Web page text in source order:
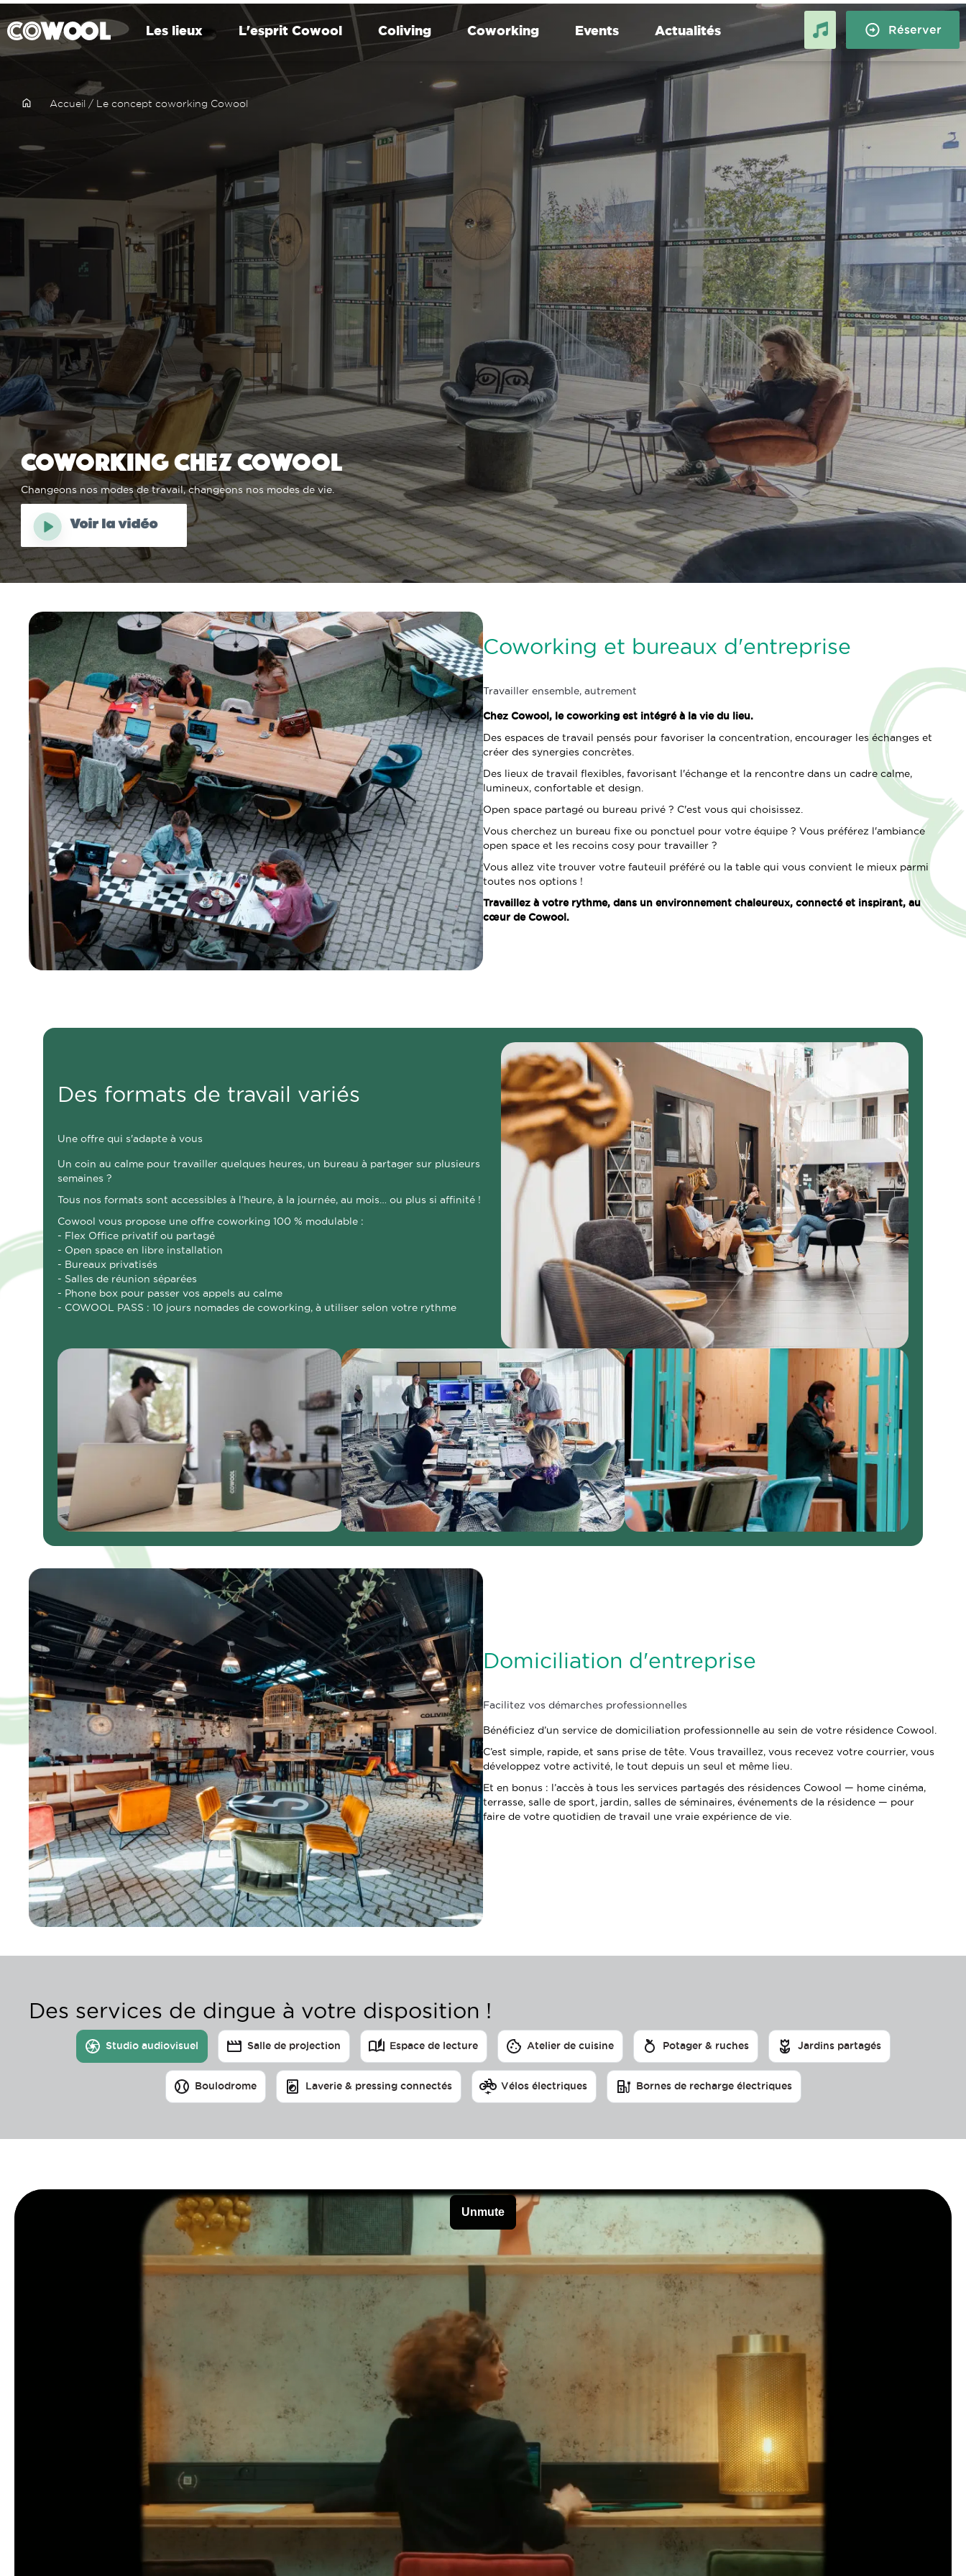
Les lieux L'esprit Cowool Coliving Coworking Events Actualités
Logement étudiant à Lille et
Villeneuve-d’Ascq : stage,
alternance et échange
Villeneuve d'Asq
Logement étudiant à Grenoble :
semestre universitaire et stage
Grenoble
Logement étudiant à
Compiègne : stage, alternance
et échange
Compiègne
Réserver
Accueil / Le concept coworking Cowool
Coworking chez Cowool
Changeons nos modes de travail, changeons nos modes de vie.
Voir la vidéo
Coworking et bureaux d'entreprise
Travailler ensemble, autrement
Chez Cowool, le coworking est intégré à la vie du lieu.
Des espaces de travail pensés pour favoriser la concentration, encourager les échanges et
créer des synergies concrètes.
Des lieux de travail flexibles, favorisant l'échange et la rencontre dans un cadre calme,
lumineux, confortable et design.
Open space partagé ou bureau privé ? C'est vous qui choisissez.
Vous cherchez un bureau fixe ou ponctuel pour votre équipe ? Vous préférez l'ambiance
open space et les recoins cosy pour travailler ?
Vous allez vite trouver votre fauteuil préféré ou la table qui vous convient le mieux parmi
toutes nos options !
Travaillez à votre rythme, dans un environnement chaleureux, connecté et inspirant, au
cœur de Cowool.
Des formats de travail variés
Une offre qui s'adapte à vous
Un coin au calme pour travailler quelques heures, un bureau à partager sur plusieurs
semaines ?
Tous nos formats sont accessibles à l’heure, à la journée, au mois… ou plus si affinité !
Cowool vous propose une offre coworking 100 % modulable :
- Flex Office privatif ou partagé
- Open space en libre installation
- Bureaux privatisés
- Salles de réunion séparées
- Phone box pour passer vos appels au calme
- COWOOL PASS : 10 jours nomades de coworking, à utiliser selon votre rythme
Domiciliation d'entreprise
Facilitez vos démarches professionnelles
Bénéficiez d’un service de domiciliation professionnelle au sein de votre résidence Cowool.
C’est simple, rapide, et sans prise de tête. Vous travaillez, vous recevez votre courrier, vous
développez votre activité, le tout depuis un seul et même lieu.
Et en bonus : l’accès à tous les services partagés des résidences Cowool — home cinéma,
terrasse, salle de sport, jardin, salles de séminaires, événements de la résidence — pour
faire de votre quotidien de travail une vraie expérience de vie.
Des services de dingue à votre disposition !
Studio audiovisuel Salle de projection Espace de lecture Atelier de cuisine Potager & ruches Jardins partagés
Boulodrome Laverie & pressing connectés Vélos électriques Bornes de recharge électriques